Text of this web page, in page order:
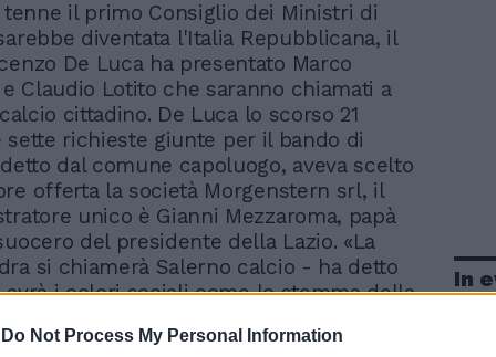
Do Not Process My Personal Information
tenne il primo Consiglio dei Ministri di
diventata l'Italia Repubblicana, il
De Luca ha presentato Marco
e Claudio Lotito che saranno chiamati a
cittadino. De Luca lo scorso 21
sette richieste giunte per il bando di
dal comune capoluogo, aveva scelto
offerta la società Morgenstern srl, il
unico è Gianni Mezzaroma, papà
del presidente della Lazio. «La
si chiamerà Salerno calcio - ha detto
avrà i colori sociali come lo stemma della
petto di San Matteo». A dominare la scena
In